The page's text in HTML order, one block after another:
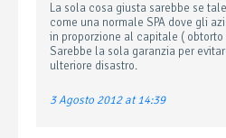
La sola cosa giusta sarebbe se
come una normale SPA dove gli
in proporzione al capitale (
Sarebbe la sola garanzia per
ulteriore disastro.
3 Agosto 2012 at 14:39